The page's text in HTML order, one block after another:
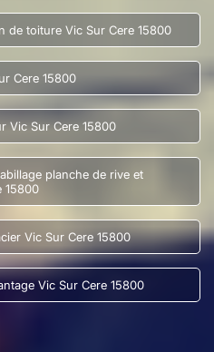
de toiture Vic Sur Cere 15800
Cere 15800
Vic Sur Cere 15800
planche de rive et
15800
Vic Sur Cere 15800
Vic Sur Cere 15800